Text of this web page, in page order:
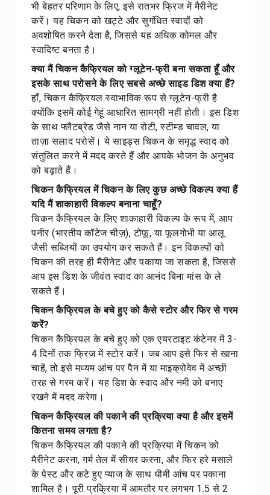
भी बेहतर परिणाम के लिए, इसे रातभर फ्रिज में मैरीनेट
करें। यह चिकन को खट्टे और सुगंधित स्वादों को
अवशोषित करने देता है, जिससे यह अधिक कोमल और
स्वादिष्ट बनता है।
क्या मैं चिकन कैफ्रियल को ग्लूटेन-फ्री बना सकता हूँ और
इसके साथ परोसने के लिए सबसे अच्छे साइड डिश क्या हैं?
हाँ, चिकन कैफ्रियल स्वाभाविक रूप से ग्लूटेन-फ्री है
क्योंकि इसमें कोई गेहूं आधारित सामग्री नहीं होती। इस डिश
के साथ फ्लैटब्रेड जैसे नान या रोटी, स्टीम्ड चावल, या
ताज़ा सलाद परोसें। ये साइड्स चिकन के समृद्ध स्वाद को
संतुलित करने में मदद करते हैं और आपके भोजन के अनुभव
को बढ़ाते हैं।
चिकन कैफ्रियल में चिकन के लिए कुछ अच्छे विकल्प क्या हैं
यदि मैं शाकाहारी विकल्प बनाना चाहूँ?
चिकन कैफ्रियल के लिए शाकाहारी विकल्प के रूप में, आप
पनीर (भारतीय कॉटेज चीज़), टोफू, या फूलगोभी या आलू
जैसी सब्जियों का उपयोग कर सकते हैं। इन विकल्पों को
चिकन की तरह ही मैरीनेट और पकाया जा सकता है, जिससे
आप इस डिश के जीवंत स्वाद का आनंद बिना मांस के ले
सकते हैं।
चिकन कैफ्रियल के बचे हुए को कैसे स्टोर और फिर से गरम
करें?
चिकन कैफ्रियल के बचे हुए को एक एयरटाइट कंटेनर में 3-
4 दिनों तक फ्रिज में स्टोर करें। जब आप इसे फिर से खाना
चाहें, तो इसे मध्यम आंच पर पैन में या माइक्रोवेव में अच्छी
तरह से गरम करें। यह डिश के स्वाद और नमी को बनाए
रखने में मदद करेगा।
चिकन कैफ्रियल की पकाने की प्रक्रिया क्या है और इसमें
कितना समय लगता है?
चिकन कैफ्रियल की पकाने की प्रक्रिया में चिकन को
मैरीनेट करना, गर्म तेल में सीयर करना, और फिर हरे मसाले
के पेस्ट और कटे हुए प्याज के साथ धीमी आंच पर पकाना
शामिल है। पूरी प्रक्रिया में आमतौर पर लगभग 1.5 से 2